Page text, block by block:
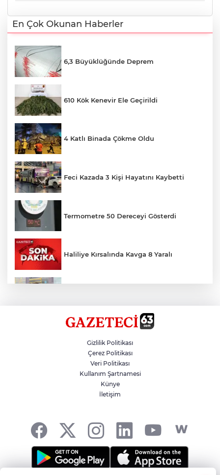
En Çok Okunan Haberler
6,3 Büyüklüğünde Deprem
610 Kök Kenevir Ele Geçirildi
4 Katlı Binada Çökme Oldu
Feci Kazada 3 Kişi Hayatını Kaybetti
Termometre 50 Dereceyi Gösterdi
Haliliye Kırsalında Kavga 8 Yaralı
Hikmet Başak’tan Ulaşım Çalışması
Sezon 18 Ağustos'ta Başlayacak
Gizlilik Politikası
Çerez Politikası
Veri Politikası
Kullanım Şartnamesi
Künye
İletişim